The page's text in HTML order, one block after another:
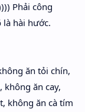
Phải công
là hài hước.
ăn tỏi chín,
không ăn cay,
không ăn cà tím